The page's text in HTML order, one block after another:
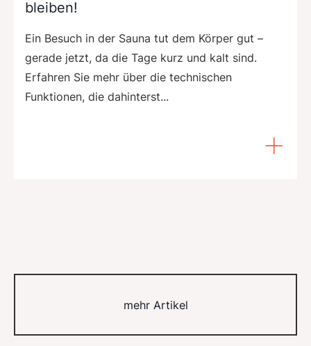
bleiben!
Ein Besuch in der Sauna tut dem Körper gut –
gerade jetzt, da die Tage kurz und kalt sind.
Erfahren Sie mehr über die technischen
Funktionen, die dahinterst...
mehr Artikel